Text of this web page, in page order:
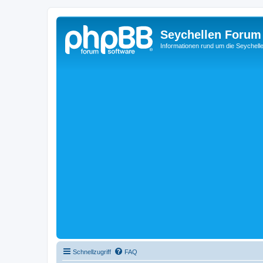
Seychellen Forum
Informationen rund um die
Schnellzugriff FAQ